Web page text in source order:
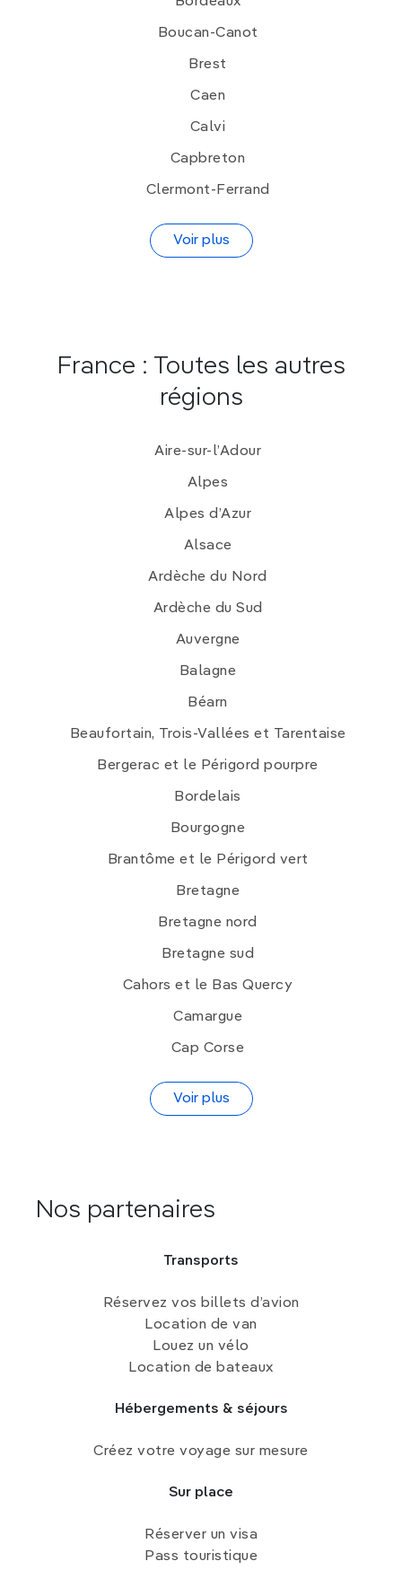
Boucan-Canot
Brest
Caen
Calvi
Capbreton
Clermont-Ferrand
Voir plus
France : Toutes les autres
régions
Aire-sur-l’Adour
Alpes
Alpes d’Azur
Alsace
Ardèche du Nord
Ardèche du Sud
Auvergne
Balagne
Béarn
Beaufortain, Trois-Vallées et Tarentaise
Bergerac et le Périgord pourpre
Bordelais
Bourgogne
Brantôme et le Périgord vert
Bretagne
Bretagne nord
Bretagne sud
Cahors et le Bas Quercy
Camargue
Cap Corse
Voir plus
Nos partenaires
Transports
Réservez vos billets d’avion
Location de van
Louez un vélo
Location de bateaux
Hébergements & séjours
Créez votre voyage sur mesure
Sur place
Réserver un visa
Pass touristique